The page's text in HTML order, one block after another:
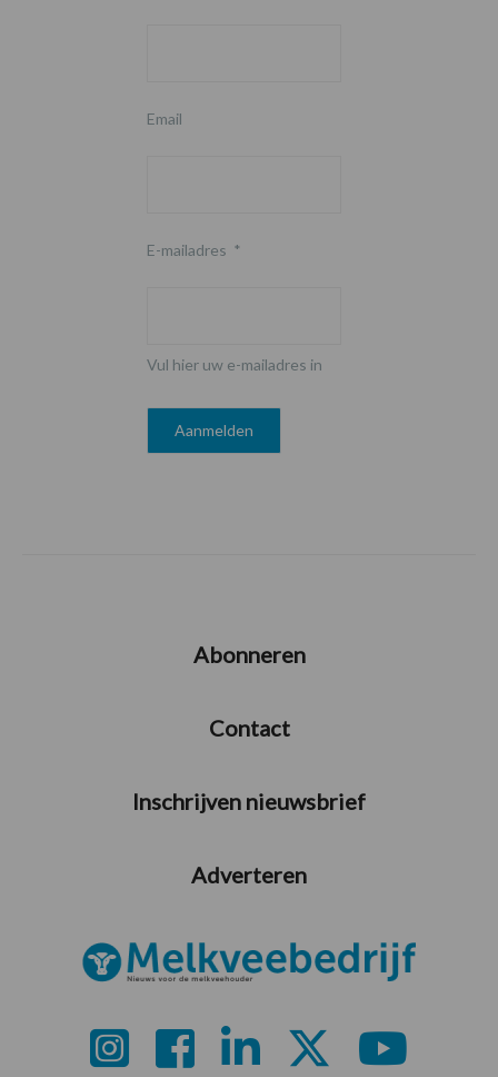
Email
E-mailadres *
Vul hier uw e-mailadres in
Abonneren
Contact
Inschrijven nieuwsbrief
Adverteren